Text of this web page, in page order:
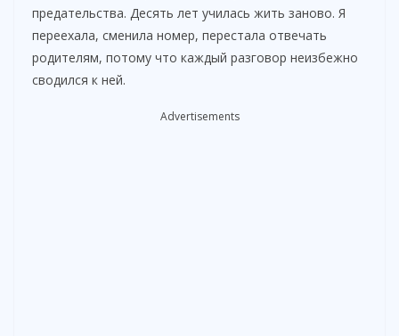
i
предательства. Десять лет училась жить заново. Я
переехала, сменила номер, перестала отвечать
родителям, потому что каждый разговор неизбежно
сводился к ней.
Advertisements